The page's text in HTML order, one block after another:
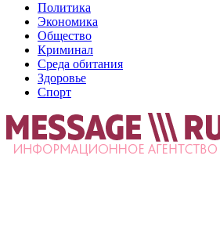
Политика
Экономика
Общество
Криминал
Среда обитания
Здоровье
Спорт